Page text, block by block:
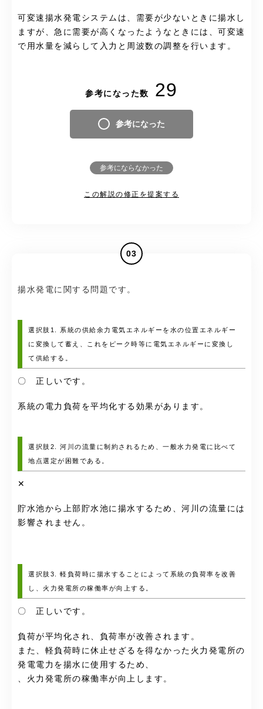
可変速揚水発電システムは、需要が少ないときに揚水し
ますが、急に需要が高くなったようなときには、可変速
で用水量を減らして入力と周波数の調整を行います。
参考になった数 29
参考になった
参考にならなかった
この解説の修正を提案する
03
揚水発電に関する問題です。
選択肢1. 系統の供給余力電気エネルギーを水の位置エネルギー
に変換して蓄え、これをピーク時等に電気エネルギーに変換し
て供給する。
〇 正しいです。
系統の電力負荷を平均化する効果があります。
選択肢2. 河川の流量に制約されるため、一般水力発電に比べて
地点選定が困難である。
✕
貯水池から上部貯水池に揚水するため、河川の流量には
影響されません。
選択肢3. 軽負荷時に揚水することによって系統の負荷率を改善
し、火力発電所の稼働率が向上する。
〇 正しいです。
負荷が平均化され、負荷率が改善されます。
また、軽負荷時に休止せざるを得なかった火力発電所の
発電電力を揚水に使用するため、
、火力発電所の稼働率が向上します。